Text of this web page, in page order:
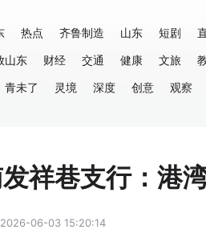
热点 齐鲁制造 山东 短剧
山东 财经 交通 健康 文旅
青未了 灵境 深度 创意 观察
祥巷支行：港
06-03 15:20:14